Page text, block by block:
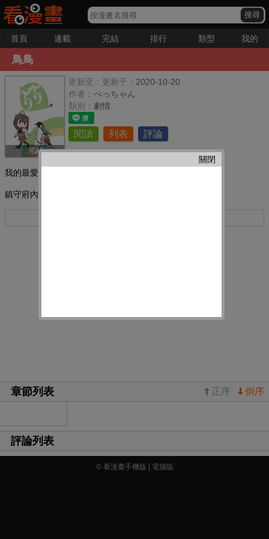
首頁 連載 完結 排行 類型 我的
鳥鳥
完結
更新至： 更新于： 2020-10-20
作者： べっちゃん
類別： 劇情
閱讀 列表 評論
我的最愛：
鎮守府內鳥兒們的故事
章節列表 倒序
正序
評論列表
關閉
© 看漫畫手機版 | 電腦版